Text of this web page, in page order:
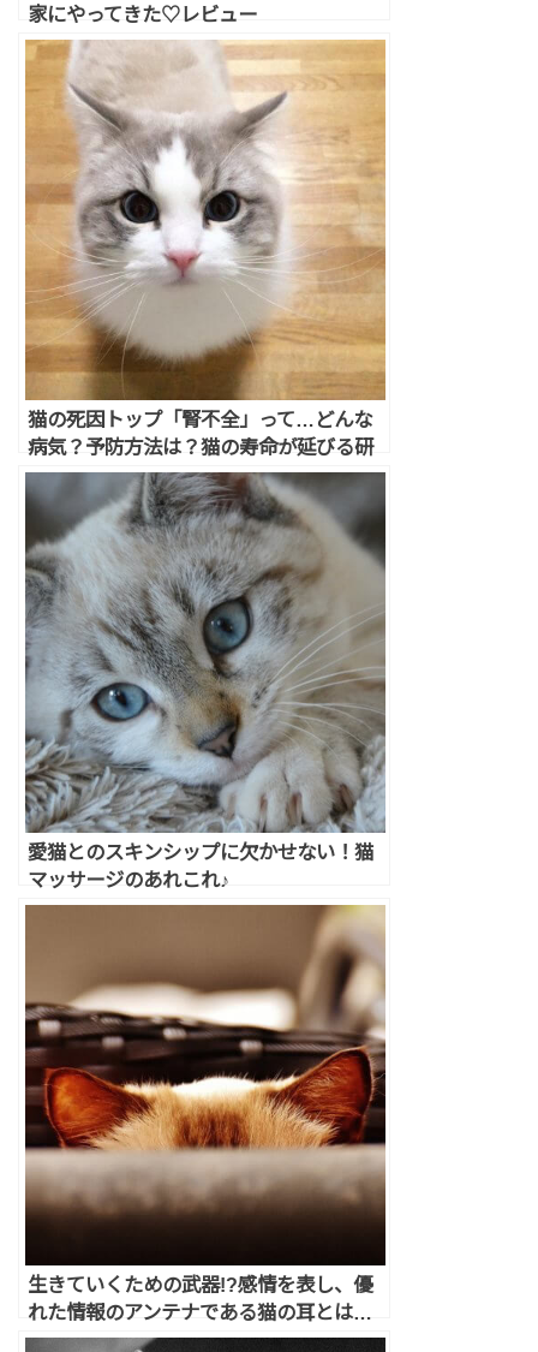
家にやってきた♡レビュー
猫の死因トップ「腎不全」って…どんな
病気？予防方法は？猫の寿命が延びる研
究結果が判明♪
愛猫とのスキンシップに欠かせない！猫
マッサージのあれこれ♪
生きていくための武器!?感情を表し、優
れた情報のアンテナである猫の耳とは…